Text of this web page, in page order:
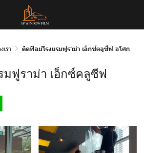
เรา ติดฟิลม์​โรงแรมฟูราม่า เอ็กซ์คลูซีฟ อโศก
ฟูราม่า เอ็กซ์คลูซีฟ